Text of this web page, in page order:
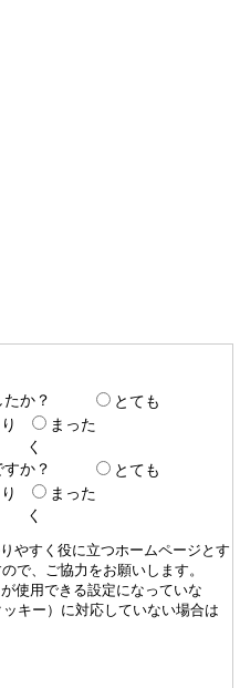
か？
とても
まった
く
か？
とても
まった
く
やすく役に立つホームページとす
で、ご協力をお願いします。
使用できる設定になっていな
キー）に対応していない場合は